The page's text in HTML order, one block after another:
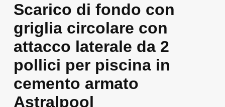
Scarico di fondo con
griglia circolare con
attacco laterale da 2
pollici per piscina in
cemento armato
Astralpool